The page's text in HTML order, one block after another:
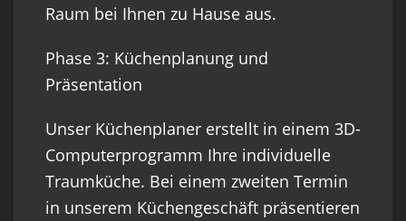
Raum bei Ihnen zu Hause aus.
Phase 3: Küchenplanung und
Präsentation
Unser Küchenplaner erstellt in einem 3D-
Computerprogramm Ihre individuelle
Traumküche. Bei einem zweiten Termin
in unserem Küchengeschäft präsentieren